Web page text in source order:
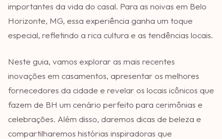
importantes da vida do casal. Para as noivas em Belo
Horizonte, MG, essa experiência ganha um toque
especial, refletindo a rica cultura e as tendências locais.
Neste guia, vamos explorar as mais recentes
inovações em casamentos, apresentar os melhores
fornecedores da cidade e revelar os locais icônicos que
fazem de BH um cenário perfeito para cerimônias e
celebrações. Além disso, daremos dicas de beleza e
compartilharemos histórias inspiradoras que